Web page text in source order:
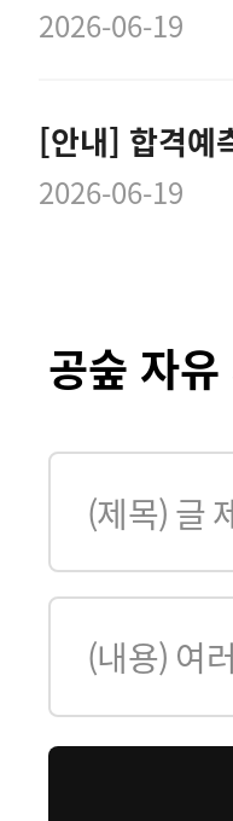
2026-06-19
[안내] 합격예
2026-06-19
공숲 자